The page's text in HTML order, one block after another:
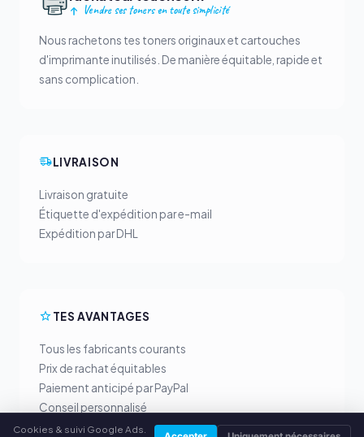
Vendre ses toners en toute simplicité
Nous rachetons tes toners originaux et cartouches
d'imprimante inutilisés. De manière équitable, rapide et
sans complication.
LIVRAISON
Livraison gratuite
Étiquette d'expédition par e-mail
Expédition par DHL
TES AVANTAGES
Tous les fabricants courants
Prix de rachat équitables
Paiement anticipé par PayPal
Conseil personnalisé
Cookies & suivi Google Ads.